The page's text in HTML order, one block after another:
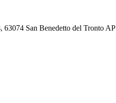
San Benedetto del Tronto AP